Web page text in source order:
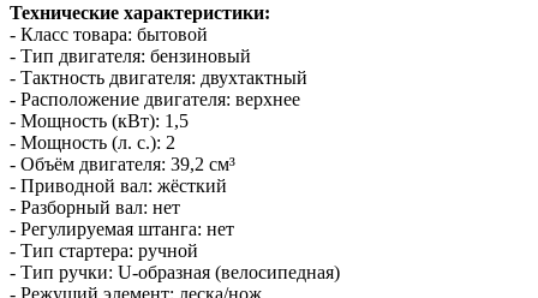
Технические характеристики:
- Класс товара: бытовой
- Тип двигателя: бензиновый
- Тактность двигателя: двухтактный
- Расположение двигателя: верхнее
- Мощность (кВт): 1,5
- Мощность (л. с.): 2
- Объём двигателя: 39,2 см³
- Приводной вал: жёсткий
- Разборный вал: нет
- Регулируемая штанга: нет
- Тип стартера: ручной
- Тип ручки: U‑образная (велосипедная)
- Режущий элемент: леска/нож